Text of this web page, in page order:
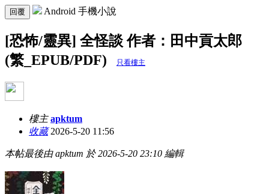
回覆 Android 手機小說
[恐怖/靈異] 全怪談 作者：田中貢太郎
(繁_EPUB/PDF)
只看樓主
樓主 apktum
收藏2026-5-20 11:56
本帖最後由 apktum 於 2026-5-20 23:10 編輯